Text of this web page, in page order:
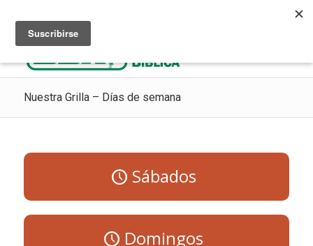
Nuestra Grilla – Días de semana
Sábados
Domingos